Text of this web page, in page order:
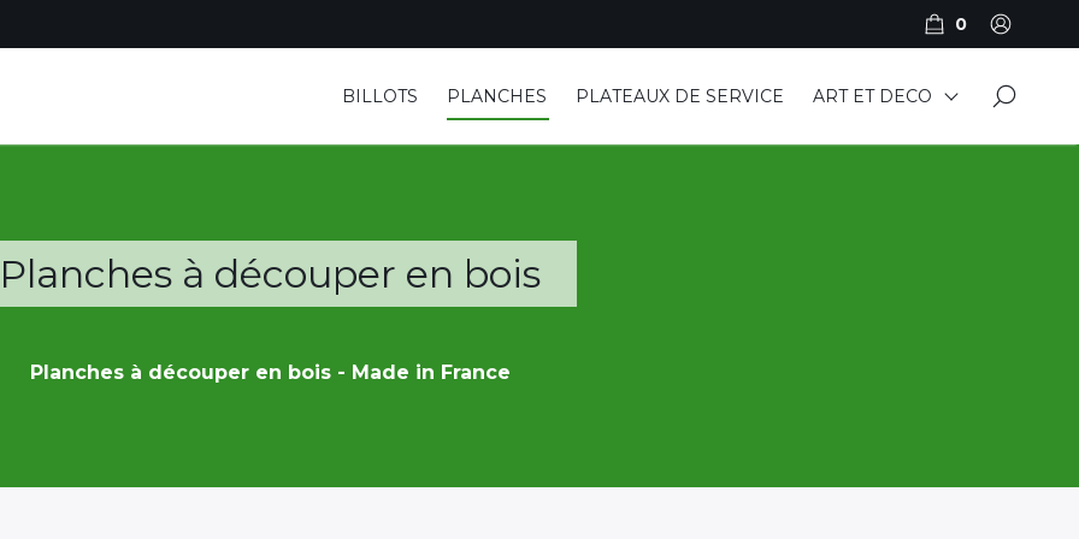
Planches à découper en bois
Planches à découper en bois - Made in France
0
BILLOTS PLANCHES PLATEAUX DE SERVICE ART ET DECO